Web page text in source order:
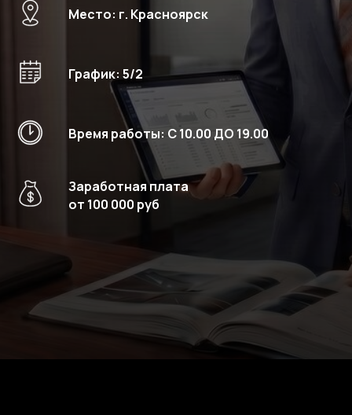
Место: г. Красноярск
График: 5/2
Время работы: C 10.00 ДО 19.00
Заработная плата
от 100 000 руб